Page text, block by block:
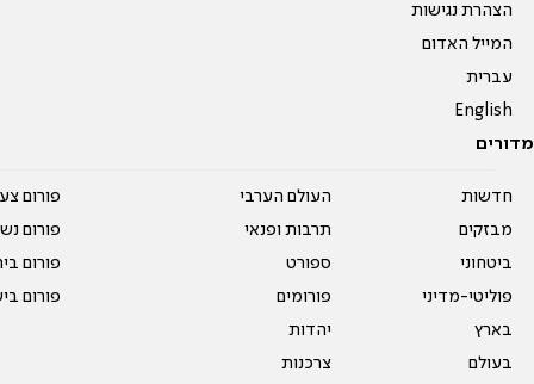
הצהרת נגישות
המייל האדום
עברית
English
מדורים
חדשות
מבזקים
ביטחוני
פוליטי-מדיני
בארץ
בעולם
העולם הערבי
תרבות ופנאי
ספורט
פורומים
יהדות
צרכנות
פורום
פורום
פורום
פורום